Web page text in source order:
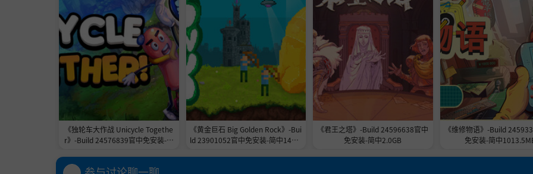
没有一场战役是相同的，你需要管理时间、资源以及通往各个目标的路线。每个区域都会影响可用的服务和资
任务之间的空档时间为你的 Granvir 进行改装和升级，以确保胜利。
《独轮车大作战 Unicycle Togethe
r》-Build 24576839官中免安装-简
《黄金巨石 Big Golden Rock》-Bui
ld 23901052官中免安装-简中148.7
《君王之塔》-Build 24596638官中
免安装-简中2.0GB
《维修物语》-Build
免安装-简中